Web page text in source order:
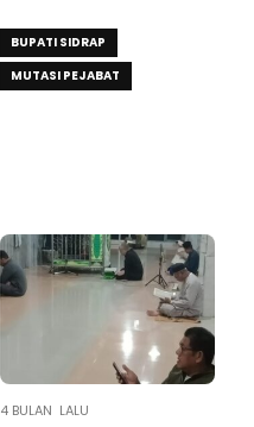
BUPATI SIDRAP
MUTASI PEJABAT
4 BULAN LALU